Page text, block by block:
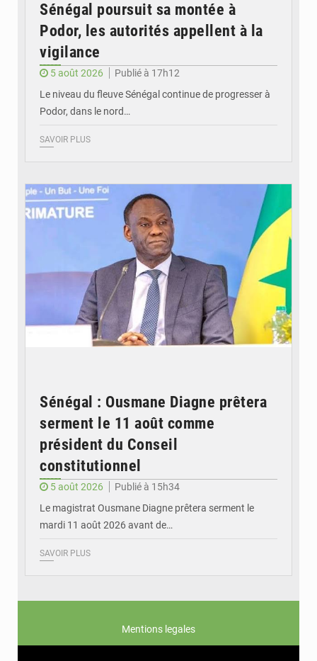
Sénégal poursuit sa montée à
Podor, les autorités appellent à la
vigilance
5 août 2026
Publié à 17h12
Le niveau du fleuve Sénégal continue de progresser à
Podor, dans le nord…
SAVOIR PLUS
Sénégal : Ousmane Diagne prêtera
serment le 11 août comme
président du Conseil
constitutionnel
5 août 2026
Publié à 15h34
Le magistrat Ousmane Diagne prêtera serment le
mardi 11 août 2026 avant de…
SAVOIR PLUS
Mentions legales